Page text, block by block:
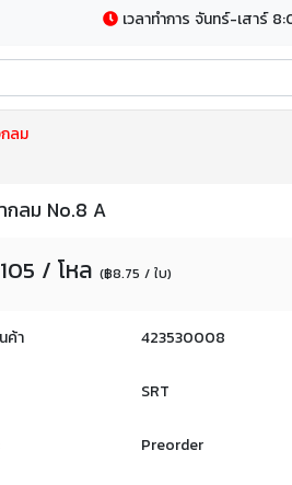
เวลาทำการ จันทร์-เสาร์
ลม
กลม No.8 A
/ โหล (฿8.75 / ใบ)
ค้า 423530008
SRT
Preorder